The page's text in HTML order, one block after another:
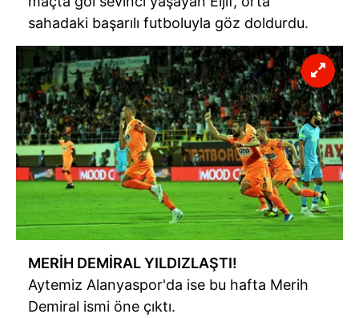
Sizlere daha iyi bir hizmet sunabilmek için İnternet
kullanılmaktadır. Bu çerezler vasıtasıyla çeşitli kişisel
verileriniz işlenmekte olup gerekli olan çerezler bilgi
toplumu hizmetlerinin sunulması amacıyla
kullanılmaktadır. Diğer çerezler, sitemizin daha işlevsel
kılınması ve kişiselleştirilmesi ve sizlere yönelik
reklam/pazarlama faaliyetlerinin yapılması, amaçlarıyla
sınırlı olarak açık rızanız dahilinde kullanılacaktır.
Çerezlere ilişkin tercihlerinizi aşağıda yer alan panel
vasıtasıyla belirleyebilirsiniz. Çerezlere ilişkin detaylı bilgi
için Ayarlar butonuna tıklayabilir,
Metnimizi ziyaret edebilirsiniz.
6698 sayılı Kişisel Verilerin Korunması Kanunu uyarınca
sahadaki başarılı futboluyla göz doldurdu.
MERİH DEMİRAL YILDIZLAŞTI!
Aytemiz Alanyaspor'da ise bu hafta Merih
Demiral ismi öne çıktı.